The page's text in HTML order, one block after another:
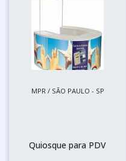
MPR / SÃO PAULO - SP
Quiosque para PDV